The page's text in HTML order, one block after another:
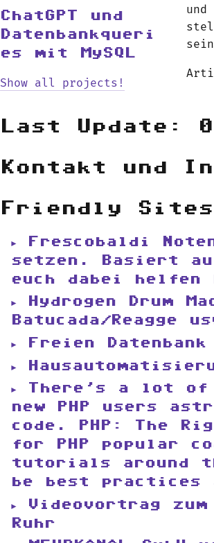
ChatGPT und
Datenbankqueri
es mit MySQL
Show all projects!
Last Update:
Kontakt und
Friendly Sites
Frescobaldi
setzen. Basiert
euch dabei helfen
Hydrogen Drum
Batucada/Reagge
Freien
There’s a lot of
new PHP users
code. PHP: The
for PHP popular
tutorials around
be best
Videovortrag zum
Ruhr